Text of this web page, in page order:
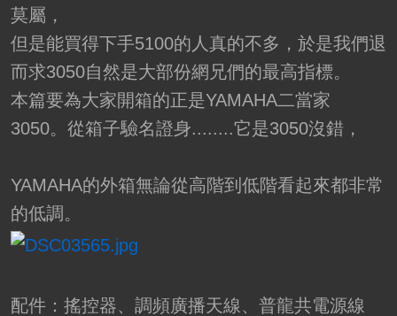
莫屬，
但是能買得下手5100的人真的不多，於是我們退
而求3050自然是大部份網兄們的最高指標。
本篇要為大家開箱的正是YAMAHA二當家
3050。從箱子驗名證身........它是3050沒錯，
YAMAHA的外箱無論從高階到低階看起來都非常
的低調。
配件：搖控器、調頻廣播天線、普龍共電源線